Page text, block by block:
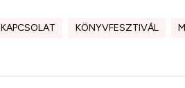
KAPCSOLAT KÖNYVFESZTIVÁL